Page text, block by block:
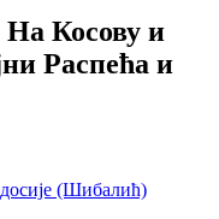
На Косову и
Распећа и